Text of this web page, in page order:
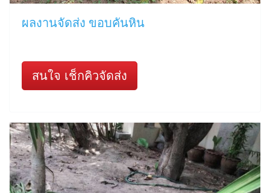
ผลงานจัดส่ง ขอบคันหิน
สนใจ เช็กคิวจัดส่ง